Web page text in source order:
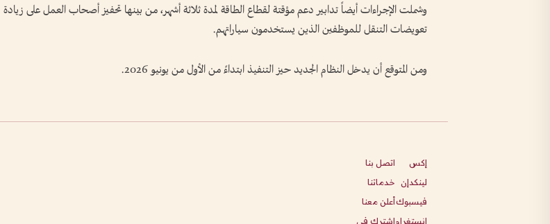
وشملت الإجراءات أيضاً تدابير دعم مؤقتة لقطاع الطاقة لمدة ثلاثة أشهر، من بينها تحفيز أصحاب العمل على زيادة
تعويضات التنقل للموظفين الذين يستخدمون سياراتهم.
ومن المتوقع أن يدخل النظام الجديد حيز التنفيذ ابتداءً من الأول من يونيو 2026.
إكس
لينكدإن
فيسبوك
انستغرام
اتصل بنا
خدماتنا
أعلن معنا
اشترك في